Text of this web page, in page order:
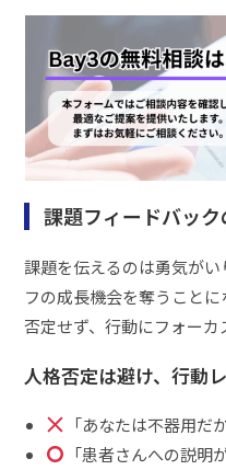
課題フィードバッ
課題を伝えるのは勇気が
フの成長機会を奪うこと
否定せず、行動にフォーカ
人格否定は避け、行動
「あなたは不器用だ
「患者さんへの説明